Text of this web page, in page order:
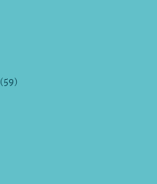
(59)